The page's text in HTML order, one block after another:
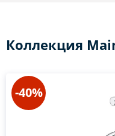
Коллекция
-40%